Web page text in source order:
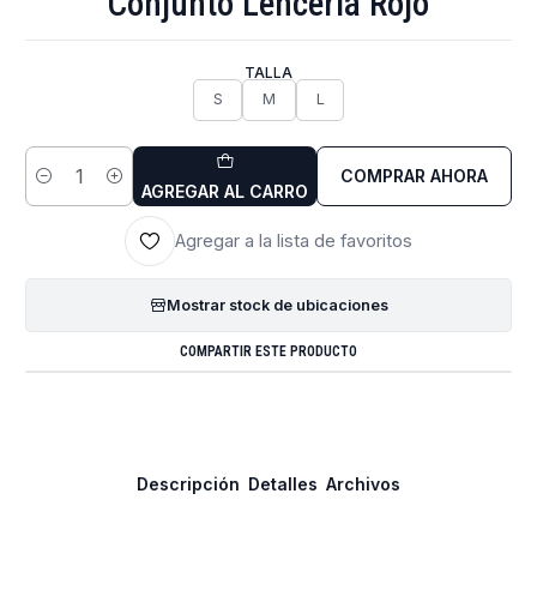
TALLA
S
M L
Cantidad AGREGAR AL CARRO
COMPRAR AHORA
Agregar a la lista de favoritos
Mostrar stock de ubicaciones
COMPARTIR ESTE PRODUCTO
Descripción Detalles Archivos